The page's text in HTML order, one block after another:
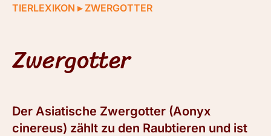
TIERLEXIKON ▸ ZWERGOTTER
Zwergotter
Der Asiatische Zwergotter (Aonyx
cinereus) zählt zu den Raubtieren und ist